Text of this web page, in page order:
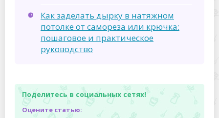
Как заделать дырку в натяжном
потолке от самореза или крючка:
пошаговое и практическое
руководство
Поделитесь в социальных сетях!
Оцените статью: